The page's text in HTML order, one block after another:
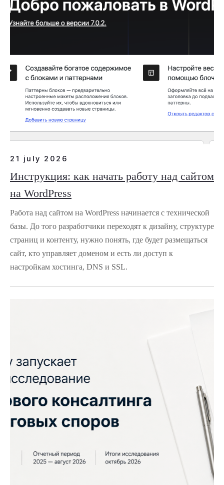
21 july 2026
Инструкция: как начать работу над сайтом
на WordPress
Работа над сайтом на WordPress начинается с технической
базы. До того разработчики переходят к дизайну, структуре
страниц и контенту, нужно понять, где будет размещаться
сайт, кто управляет доменом и есть ли доступ к
настройкам хостинга, DNS и SSL.